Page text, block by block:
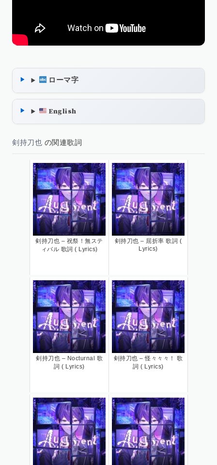
ローマ字
English
剣持刀也 の関連歌詞
剣持刀也 – 祝祭！無ステ
ィバル 歌詞 ( Lyrics)
剣持刀也 – 屈折率 歌詞 (
Lyrics)
剣持刀也 – Nocturnal 歌
詞 ( Lyrics)
剣持刀也 – 怪々々々！ 歌
詞 ( Lyrics)